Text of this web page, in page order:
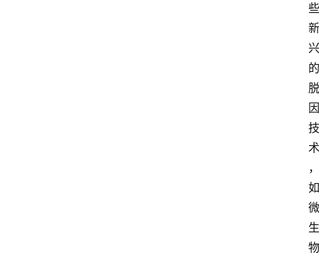
些
新
兴
的
脱
因
技
术
，
如
微
生
物